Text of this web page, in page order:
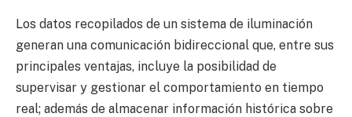
Los datos recopilados de un sistema de iluminación
generan una comunicación bidireccional que, entre sus
principales ventajas, incluye la posibilidad de
supervisar y gestionar el comportamiento en tiempo
real; además de almacenar información histórica sobre